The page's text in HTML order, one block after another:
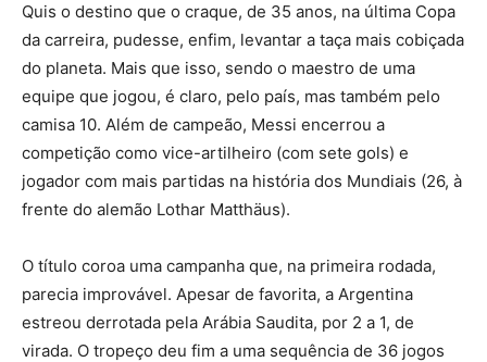
Quis o destino que o craque, de 35 anos, na última Copa
da carreira, pudesse, enfim, levantar a taça mais cobiçada
do planeta. Mais que isso, sendo o maestro de uma
equipe que jogou, é claro, pelo país, mas também pelo
camisa 10. Além de campeão, Messi encerrou a
competição como vice-artilheiro (com sete gols) e
jogador com mais partidas na história dos Mundiais (26, à
frente do alemão Lothar Matthäus).
O título coroa uma campanha que, na primeira rodada,
parecia improvável. Apesar de favorita, a Argentina
estreou derrotada pela Arábia Saudita, por 2 a 1, de
virada. O tropeço deu fim a uma sequência de 36 jogos